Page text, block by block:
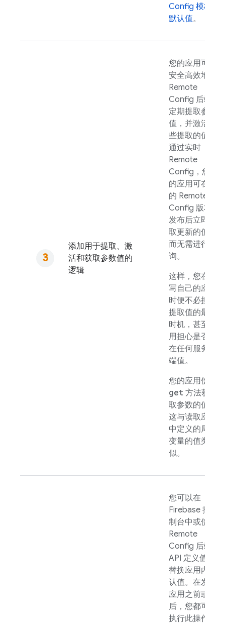
Config 模板
默认值。
添加用于提取、激
活和获取参数值的
逻辑
您的应用可以
安全高效地从
Remote
Config 后端
定期提取参数
值，并激活这
些提取的值。
通过实时
Remote
Config ，您
的应用可在新
的 Remote
Config 版本
发布后立即提
取更新的值，
而无需进行轮
询。
这样，您在编
写自己的应用
时便不必担心
提取值的最佳
时机，甚至不
用担心是否存
在任何服务器
端值。
您的应用使用
get 方法获
取参数的值，
这与读取应用
中定义的局部
变量的值类
似。
您可以在
Firebase 控
制台中或使用
Remote
Config 后端
API 定义值来
替换应用内默
认值。在发布
应用之前或之
后，您都可以
执行此操作，